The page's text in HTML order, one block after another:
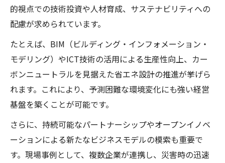
的視点での技術投資や人材育成、サステナビリティへの
配慮が求められています。
たとえば、BIM（ビルディング・インフォメーション・
モデリング）やICT技術の活用による生産性向上、カー
ボンニュートラルを見据えた省エネ設計の推進が挙げら
れます。これにより、予測困難な環境変化にも強い経営
基盤を築くことが可能です。
さらに、持続可能なパートナーシップやオープンイノベ
ーションによる新たなビジネスモデルの模索も重要で
す。現場事例として、複数企業が連携し、災害時の迅速